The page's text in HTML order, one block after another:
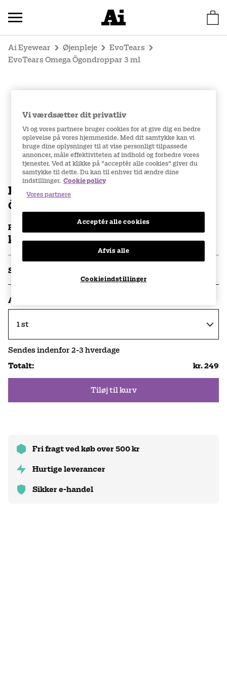
Ai Eyewear Øjenpleje
EvoTears
EvoTears Omega Ögondroppar 3 ml
EvoTears Omega
Ögondroppar 3 ml
Pris per stk
kr. 249
Specifikationer
Antal
Sendes indenfor 2-3 hverdage
Totalt: kr. 249
Tiløj til kurv
Fri fragt ved køb over 500 kr
Hurtige leverancer
Sikker e-handel
Vi værdsætter dit privatliv
Vi og vores partnere bruger cookies for at give dig en bedre
oplevelse på vores hjemmeside. Med dit samtykke kan vi
bruge dine oplysninger til at vise personligt tilpassede
annoncer, måle effektiviteten af indhold og forbedre vores
tjenester. Ved at klikke på "acceptér alle cookies" giver du
samtykke til dette. Du kan til enhver tid ændre dine
indstillinger. Cookie policy
Vores partnere
Cookieindstillinger
Afvis alle
Acceptér alle cookies